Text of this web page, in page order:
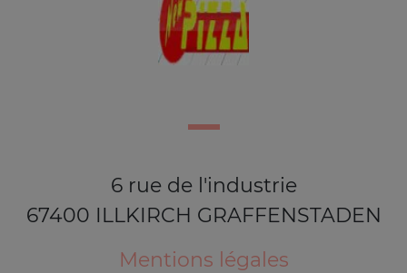
6 rue de l'industrie
67400 ILLKIRCH GRAFFENSTADEN
Mentions légales